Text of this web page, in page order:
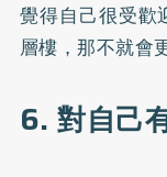
覺得自己很受歡
層樓，那不就會
6. 對自己